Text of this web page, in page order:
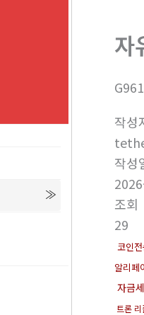
자
작성
작성
조회
29
코인
알리페
자금
트론